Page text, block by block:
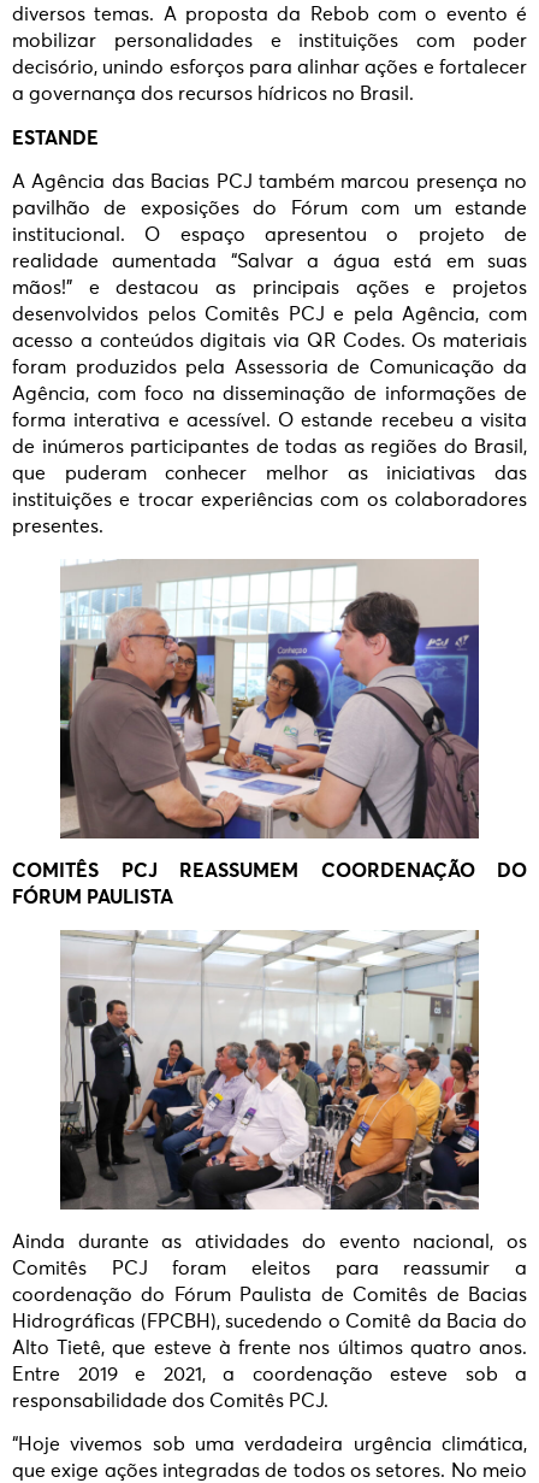
diversos temas. A proposta da Rebob com o evento é
mobilizar personalidades e instituições com poder
decisório, unindo esforços para alinhar ações e fortalecer
a governança dos recursos hídricos no Brasil.
ESTANDE
A Agência das Bacias PCJ também marcou presença no
pavilhão de exposições do Fórum com um estande
institucional. O espaço apresentou o projeto de
realidade aumentada “Salvar a água está em suas
mãos!” e destacou as principais ações e projetos
desenvolvidos pelos Comitês PCJ e pela Agência, com
acesso a conteúdos digitais via QR Codes. Os materiais
foram produzidos pela Assessoria de Comunicação da
Agência, com foco na disseminação de informações de
forma interativa e acessível. O estande recebeu a visita
de inúmeros participantes de todas as regiões do Brasil,
que puderam conhecer melhor as iniciativas das
instituições e trocar experiências com os colaboradores
presentes.
COMITÊS PCJ REASSUMEM COORDENAÇÃO DO
FÓRUM PAULISTA
Ainda durante as atividades do evento nacional, os
Comitês PCJ foram eleitos para reassumir a
coordenação do Fórum Paulista de Comitês de Bacias
Hidrográficas (FPCBH), sucedendo o Comitê da Bacia do
Alto Tietê, que esteve à frente nos últimos quatro anos.
Entre 2019 e 2021, a coordenação esteve sob a
responsabilidade dos Comitês PCJ.
“Hoje vivemos sob uma verdadeira urgência climática,
que exige ações integradas de todos os setores. No meio